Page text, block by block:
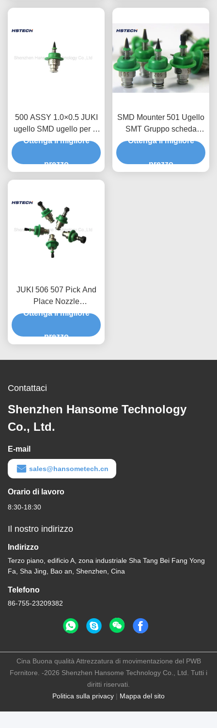
500 ASSY 1.0×0.5 JUKI
ugello SMD ugello per la
linea di produzione SMT
Ottenga il migliore
prezzo
SMD Mounter 501 Ugello
SMT Gruppo scheda
PCB Ugello FUJI Nxt
Ottenga il migliore
prezzo
JUKI 506 507 Pick And
Place Nozzle
Succionamento di chip
PCB
Ottenga il migliore
prezzo
Contattaci
Shenzhen Hansome Technology
Co., Ltd.
E-mail
sales@hansometech.cn
Orario di lavoro
8:30-18:30
Il nostro indirizzo
Indirizzo
Terzo piano, edificio A, zona industriale Sha Tang Bei Fang Yong
Fa, Sha Jing, Bao an, Shenzhen, Cina
Telefono
86-755-23209382
Politica sulla privacy | Mappa del sito
Cina Buona qualità Attrezzatura di movimentazione del PWB
Fornitore. -2026 Shenzhen Hansome Technology Co., Ltd. Tutti i
diritti riservati.